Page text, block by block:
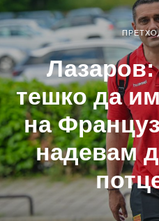
тешко да
на
надевам